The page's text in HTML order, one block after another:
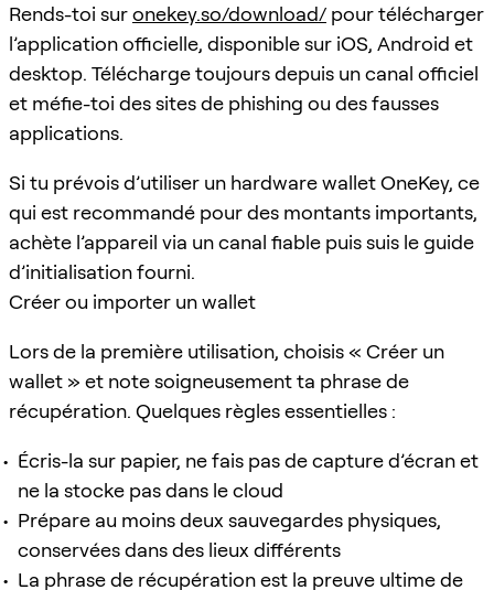
Rends-toi suronekey.so/download/ pour télécharger
l’application officielle, disponible sur iOS, Android et
desktop. Télécharge toujours depuis un canal officiel
et méfie-toi des sites de phishing ou des fausses
applications.
Si tu prévois d’utiliser un hardware wallet OneKey, ce
qui est recommandé pour des montants importants,
achète l’appareil via un canal fiable puis suis le guide
d’initialisation fourni.
Créer ou importer un wallet
Lors de la première utilisation, choisis « Créer un
wallet » et note soigneusement ta phrase de
récupération. Quelques règles essentielles :
Écris-la sur papier, ne fais pas de capture d’écran et
ne la stocke pas dans le cloud
Prépare au moins deux sauvegardes physiques,
conservées dans des lieux différents
La phrase de récupération est la preuve ultime de